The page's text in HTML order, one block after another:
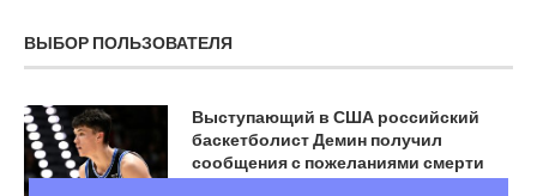
ВЫБОР ПОЛЬЗОВАТЕЛЯ
Выступающий в США российский
баскетболист Демин получил
сообщения с пожеланиями смерти